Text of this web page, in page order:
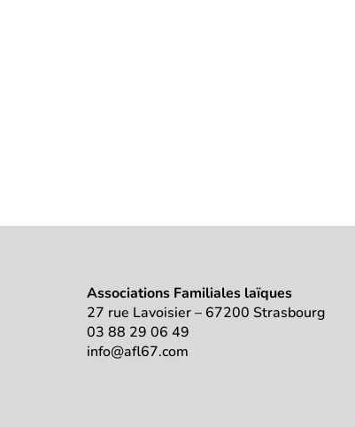
Associations Familiales laïques
27 rue Lavoisier – 67200 Strasbourg
03 88 29 06 49
info@afl67.com